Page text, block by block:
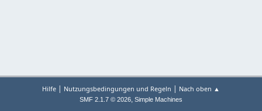
Hilfe | Nutzungsbedingungen und Regeln | Nach oben ▲
SMF 2.1.7 © 2026, Simple Machines